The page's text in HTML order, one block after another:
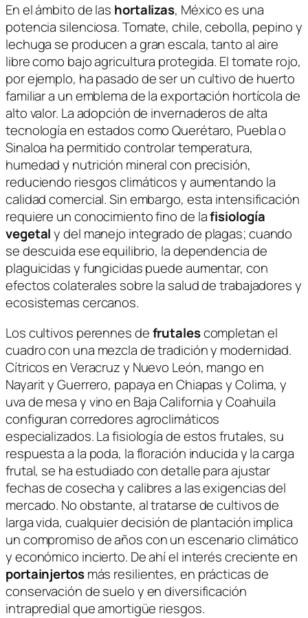
En el ámbito de las hortalizas, México es una
potencia silenciosa. Tomate, chile, cebolla, pepino y
lechuga se producen a gran escala, tanto al aire
libre como bajo agricultura protegida. El tomate rojo,
por ejemplo, ha pasado de ser un cultivo de huerto
familiar a un emblema de la exportación hortícola de
alto valor. La adopción de invernaderos de alta
tecnología en estados como Querétaro, Puebla o
Sinaloa ha permitido controlar temperatura,
humedad y nutrición mineral con precisión,
reduciendo riesgos climáticos y aumentando la
calidad comercial. Sin embargo, esta intensificación
requiere un conocimiento fino de lafisiología
vegetaly del manejo integrado de plagas; cuando
se descuida ese equilibrio, la dependencia de
plaguicidas y fungicidas puede aumentar, con
efectos colaterales sobre la salud de trabajadores y
ecosistemas cercanos.
Los cultivos perennes defrutalescompletan el
cuadro con una mezcla de tradición y modernidad.
Cítricos en Veracruz y Nuevo León, mango en
Nayarit y Guerrero, papaya en Chiapas y Colima, y
uva de mesa y vino en Baja California y Coahuila
configuran corredores agroclimáticos
especializados. La fisiología de estos frutales, su
respuesta a la poda, la floración inducida y la carga
frutal, se ha estudiado con detalle para ajustar
fechas de cosecha y calibres a las exigencias del
mercado. No obstante, al tratarse de cultivos de
larga vida, cualquier decisión de plantación implica
un compromiso de años con un escenario climático
y económico incierto. De ahí el interés creciente en
portainjertosmás resilientes, en prácticas de
conservación de suelo y en diversificación
intrapredial que amortigüe riesgos.